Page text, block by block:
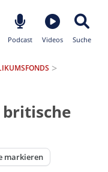
Podcast Videos Suche
markieren